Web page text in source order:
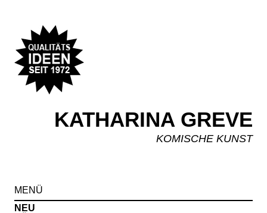
KATHARINA GREVE
KOMISCHE KUNST
MENÜ
NEU